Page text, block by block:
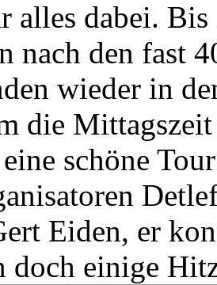
alles dabei.
nach den fast
wieder in
die
schöne
Eiden, er
doch einige